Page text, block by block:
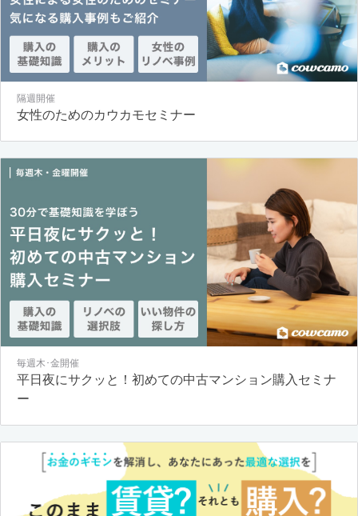
隔週開催
女性のためのカウカモセミナー
毎週木･金開催
平日夜にサクッと！初めての中古マンション購入セミナ
ー